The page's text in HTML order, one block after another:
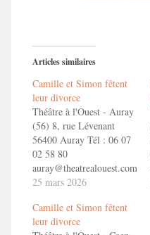
Articles similaires
Camille et Simon fêtent
leur divorce
Théâtre à l'Ouest - Auray
(56) 8, rue Lévenant
56400 Auray Tél : 06 07
02 58 80
auray@theatrealouest.com
En savoir + Camille et
!
25 mars 2026
Camille et Simon fêtent
leur divorce